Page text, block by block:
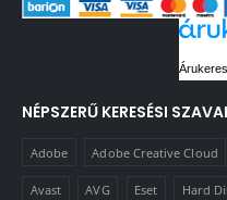
NÉPSZERŰ KERESÉSI
Adobe Adobe Creative Cloud
Avast AVG Eset Hard